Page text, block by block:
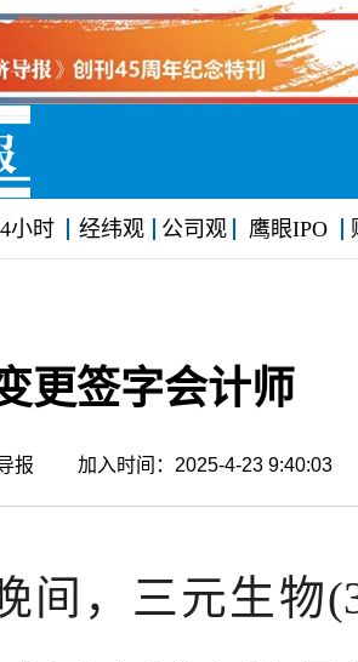
小时 经纬观 公司观 鹰眼IPO
更签字会计师
导报 加入时间：2025-4-23
间，三元生物